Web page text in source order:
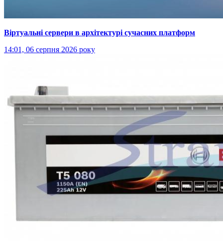
Віртуальні сервери в архітектурі сучасних платформ
14:01, 06 серпня 2026 року